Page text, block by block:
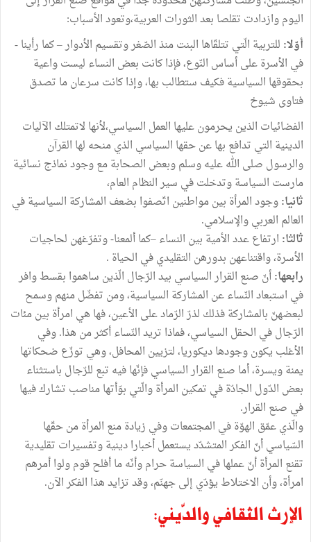
اليوم وازدادت تقلصا بعد الثورات العربية،وتعود الأسباب:
أوّلا: للتربية الّتي تتلقّاها البنت منذ الصّغر وتقسيم الأدوار – كما رأينا -
في الأسرة على أساس النّوع، فإذا كانت بعض النساء ليست واعية
بحقوقها السياسية فكيف ستطالب بها، وإذا كانت سرعان ما تصدق
فتاوى شيوخ
الفضائيات الذين يحرمون عليها العمل السياسي،لأنها لاتمتلك الآليات
الدينية التي تدافع بها عن حقها السياسي الذي منحه لها القرآن
والرسول صلى الله عليه وسلم وبعض الصحابة مع وجود نماذج نسائية
مارست السياسة وتدخلت في سير النظام العام،
ثانيا:وجود المرأة بين مواطنين اتّصفوا بضعف المشاركة السياسية في
العالم العربي والإسلامي.
ثالثا: ارتفاع عدد الأمية بين النساء –كما ألمعنا- وتفرّغهن لحاجيات
الأسرة، واقتناعهن بدورهن التقليدي في الحياة .
رابعها:أنّ صنع القرار السياسي بيد الرّجال الّذين ساهموا بقسط وافر
في استبعاد النّساء عن المشاركة السياسية، ومن تفضّل منهم وسمح
لبعضهنّ بالمشاركة فذلك لذرّ الرّماد على الأعين، فها هي امرأة بين مئات
الرّجال في الحقل السياسي، فماذا تريد النّساء أكثر من هذا. وفي
الأغلب يكون وجودها ديكوريا، لتزيين المحافل، وهي توزّع ضحكاتها
يمنة ويسرة، أما صنع القرار السياسي فإنّها فيه تبع للرّجال باستثناء
بعض الدّول الجادّة في تمكين المرأة والّتي بوّأتها مناصب تشارك فيها
في صنع القرار.
والّذي عمّق الهوّة في المجتمعات وفي زيادة منع المرأة من حقّها
السّياسي أنّ الفكر المتشدّد يستعمل أخبارا دينية وتفسيرات تقليدية
تقنع المرأة أنّ عملها في السياسة حرام وأنّه ما أفلح قوم ولوا أمرهم
امرأة، وأن الاختلاط يؤدّي إلى جهنّم، وقد تزايد هذا الفكر الآن.
الإرث الثقافي والدّيني: